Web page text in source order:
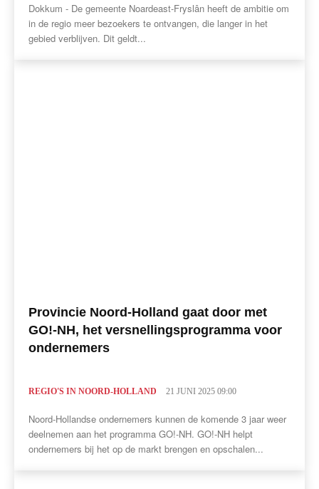
Dokkum - De gemeente Noardeast-Fryslân heeft de ambitie om
in de regio meer bezoekers te ontvangen, die langer in het
gebied verblijven. Dit geldt...
Provincie Noord-Holland gaat door met
GO!-NH, het versnellingsprogramma voor
ondernemers
REGIO'S IN NOORD-HOLLAND 21 JUNI 2025 09:00
Noord-Hollandse ondernemers kunnen de komende 3 jaar weer
deelnemen aan het programma GO!-NH. GO!-NH helpt
ondernemers bij het op de markt brengen en opschalen...